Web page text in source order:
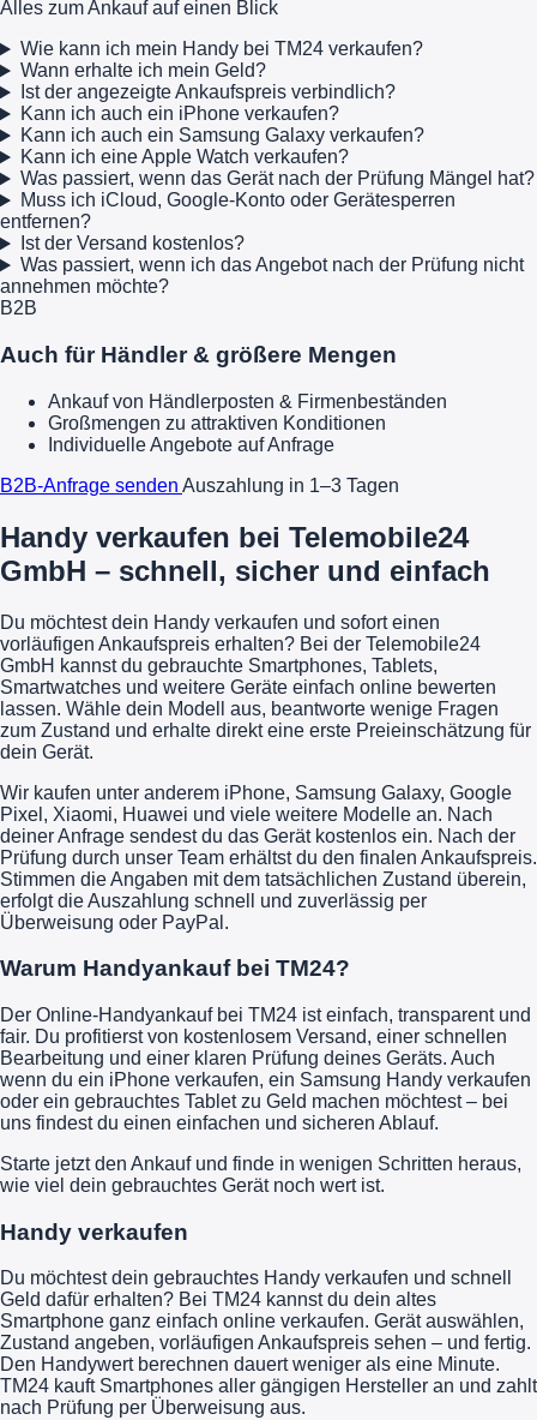
Alles zum Ankauf auf einen Blick
Wie kann ich mein Handy bei TM24 verkaufen?
Wann erhalte ich mein Geld?
Ist der angezeigte Ankaufspreis verbindlich?
Kann ich auch ein iPhone verkaufen?
Kann ich auch ein Samsung Galaxy verkaufen?
Kann ich eine Apple Watch verkaufen?
Was passiert, wenn das Gerät nach der Prüfung Mängel hat?
Muss ich iCloud, Google-Konto oder Gerätesperren
entfernen?
Ist der Versand kostenlos?
Was passiert, wenn ich das Angebot nach der Prüfung nicht
annehmen möchte?
B2B
Auch für Händler & größere Mengen
Ankauf von Händlerposten & Firmenbeständen
Großmengen zu attraktiven Konditionen
Individuelle Angebote auf Anfrage
B2B-Anfrage senden Auszahlung in 1–3 Tagen
Handy verkaufen bei Telemobile24
GmbH – schnell, sicher und einfach
Du möchtest dein Handy verkaufen und sofort einen
vorläufigen Ankaufspreis erhalten? Bei der Telemobile24
GmbH kannst du gebrauchte Smartphones, Tablets,
Smartwatches und weitere Geräte einfach online bewerten
lassen. Wähle dein Modell aus, beantworte wenige Fragen
zum Zustand und erhalte direkt eine erste Preieinschätzung für
dein Gerät.
Wir kaufen unter anderem iPhone, Samsung Galaxy, Google
Pixel, Xiaomi, Huawei und viele weitere Modelle an. Nach
deiner Anfrage sendest du das Gerät kostenlos ein. Nach der
Prüfung durch unser Team erhältst du den finalen Ankaufspreis.
Stimmen die Angaben mit dem tatsächlichen Zustand überein,
erfolgt die Auszahlung schnell und zuverlässig per
Überweisung oder PayPal.
Warum Handyankauf bei TM24?
Der Online-Handyankauf bei TM24 ist einfach, transparent und
fair. Du profitierst von kostenlosem Versand, einer schnellen
Bearbeitung und einer klaren Prüfung deines Geräts. Auch
wenn du ein iPhone verkaufen, ein Samsung Handy verkaufen
oder ein gebrauchtes Tablet zu Geld machen möchtest – bei
uns findest du einen einfachen und sicheren Ablauf.
Starte jetzt den Ankauf und finde in wenigen Schritten heraus,
wie viel dein gebrauchtes Gerät noch wert ist.
Handy verkaufen
Du möchtest dein gebrauchtes Handy verkaufen und schnell
Geld dafür erhalten? Bei TM24 kannst du dein altes
Smartphone ganz einfach online verkaufen. Gerät auswählen,
Zustand angeben, vorläufigen Ankaufspreis sehen – und fertig.
Den Handywert berechnen dauert weniger als eine Minute.
TM24 kauft Smartphones aller gängigen Hersteller an und zahlt
nach Prüfung per Überweisung aus.